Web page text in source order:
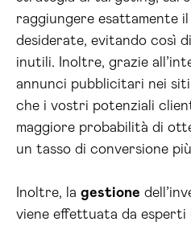
raggiungere esattamente
desiderate, evitando così
inutili. Inoltre, grazie
annunci pubblicitari nei siti
che i vostri potenziali
maggiore probabilità di
un tasso di conversione
Inoltre, la gestione
viene effettuata da